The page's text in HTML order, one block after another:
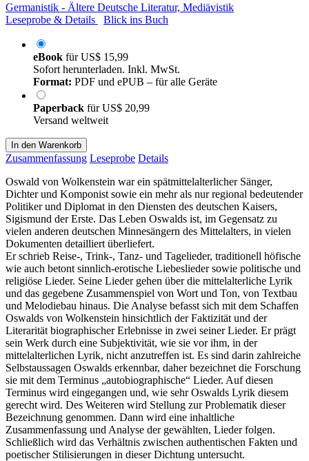
Germanistik - Ältere Deutsche Literatur, Mediävistik
Leseprobe & Details
Blick ins Buch
eBook fürUS$ 15,99
Sofort herunterladen. Inkl. MwSt.
Format: PDF und ePUB – für alle Geräte
Paperback fürUS$ 20,99
Versand weltweit
In den Warenkorb
Zusammenfassung Leseprobe Details
Oswald von Wolkenstein war ein spätmittelalterlicher Sänger,
Dichter und Komponist sowie ein mehr als nur regional bedeutender
Politiker und Diplomat in den Diensten des deutschen Kaisers,
Sigismund der Erste. Das Leben Oswalds ist, im Gegensatz zu
vielen anderen deutschen Minnesängern des Mittelalters, in vielen
Dokumenten detailliert überliefert.
Er schrieb Reise-, Trink-, Tanz- und Tagelieder, traditionell höfische
wie auch betont sinnlich-erotische Liebeslieder sowie politische und
religiöse Lieder. Seine Lieder gehen über die mittelalterliche Lyrik
und das gegebene Zusammenspiel von Wort und Ton, von Textbau
und Melodiebau hinaus. Die Analyse befasst sich mit dem Schaffen
Oswalds von Wolkenstein hinsichtlich der Faktizität und der
Literarität biographischer Erlebnisse in zwei seiner Lieder. Er prägt
sein Werk durch eine Subjektivität, wie sie vor ihm, in der
mittelalterlichen Lyrik, nicht anzutreffen ist. Es sind darin zahlreiche
Selbstaussagen Oswalds erkennbar, daher bezeichnet die Forschung
sie mit dem Terminus „autobiographische“ Lieder. Auf diesen
Terminus wird eingegangen und, wie sehr Oswalds Lyrik diesem
gerecht wird. Des Weiteren wird Stellung zur Problematik dieser
Bezeichnung genommen. Dann wird eine inhaltliche
Zusammenfassung und Analyse der gewählten, Lieder folgen.
Schließlich wird das Verhältnis zwischen authentischen Fakten und
poetischer Stilisierungen in dieser Dichtung untersucht.